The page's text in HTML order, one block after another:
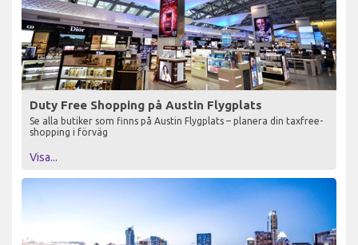
Duty Free Shopping på Austin Flygplats
Se alla butiker som finns på Austin Flygplats – planera din taxfree-
shopping i förväg
Visa...